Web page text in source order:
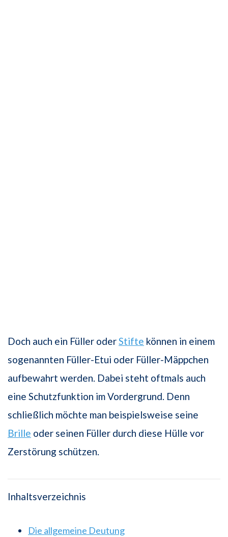
Doch auch ein Füller oderStifte können in einem
sogenannten Füller-Etui oder Füller-Mäppchen
aufbewahrt werden. Dabei steht oftmals auch
eine Schutzfunktion im Vordergrund. Denn
schließlich möchte man beispielsweise seine
Brille oder seinen Füller durch diese Hülle vor
Zerstörung schützen.
Inhaltsverzeichnis
Die allgemeine Deutung